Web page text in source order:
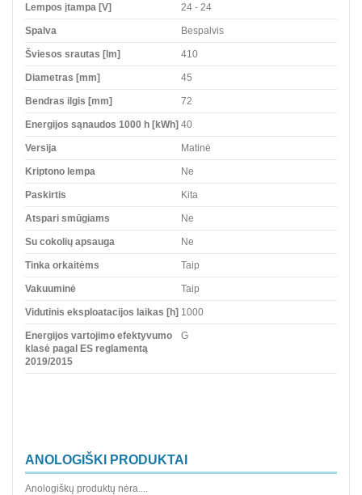
Lempos įtampa [V] 24 - 24
Spalva Bespalvis
Šviesos srautas [lm] 410
Diametras [mm] 45
Bendras ilgis [mm] 72
Energijos sąnaudos 1000 h [kWh] 40
Versija Matinė
Kriptono lempa Ne
Paskirtis Kita
Atspari smūgiams Ne
Su cokolių apsauga Ne
Tinka orkaitėms Taip
Vakuuminė Taip
Vidutinis eksploatacijos laikas [h] 1000
Energijos vartojimo efektyvumo
klasė pagal ES reglamentą
2019/2015
G
ANOLOGIŠKI PRODUKTAI
Anologiškų produktų nėra....